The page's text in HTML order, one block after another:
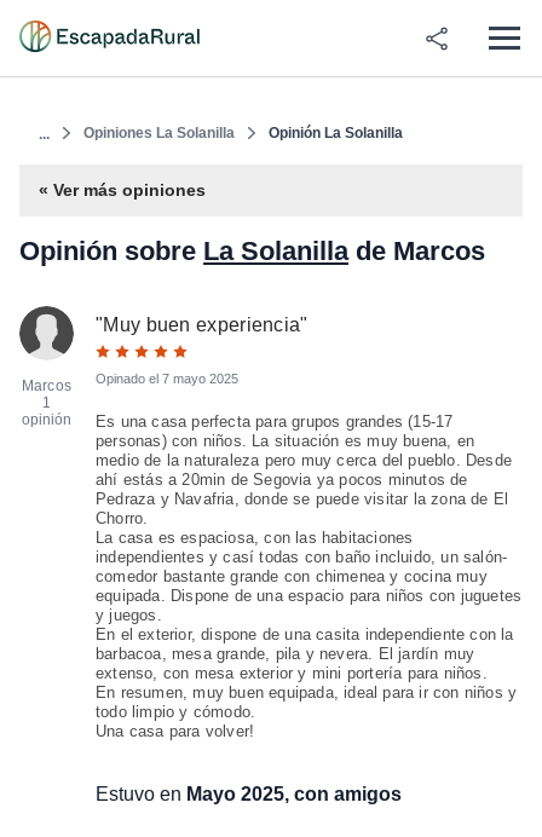
... Opiniones La Solanilla Opinión La Solanilla
« Ver más opiniones
Opinión sobre La Solanillade Marcos
Marcos
1
opinión
"Muy buen experiencia"
Opinado el 7 mayo 2025
Es una casa perfecta para grupos grandes (15-17
personas) con niños. La situación es muy buena, en
medio de la naturaleza pero muy cerca del pueblo. Desde
ahí estás a 20min de Segovia ya pocos minutos de
Pedraza y Navafria, donde se puede visitar la zona de El
Chorro.
La casa es espaciosa, con las habitaciones
independientes y casí todas con baño incluido, un salón-
comedor bastante grande con chimenea y cocina muy
equipada. Dispone de una espacio para niños con juguetes
y juegos.
En el exterior, dispone de una casita independiente con la
barbacoa, mesa grande, pila y nevera. El jardín muy
extenso, con mesa exterior y mini portería para niños.
En resumen, muy buen equipada, ideal para ir con niños y
todo limpio y cómodo.
Una casa para volver!
Estuvo en Mayo 2025, con amigos